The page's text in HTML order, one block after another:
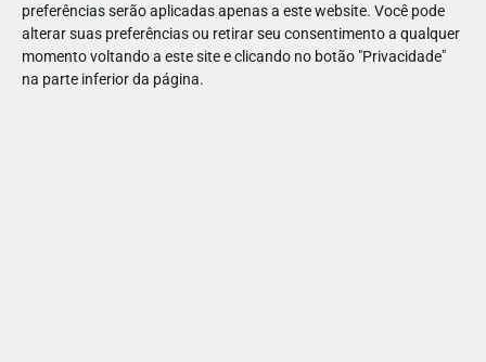
preferências serão aplicadas apenas a este website. Você pode
alterar suas preferências ou retirar seu consentimento a qualquer
momento voltando a este site e clicando no botão "Privacidade"
na parte inferior da página.